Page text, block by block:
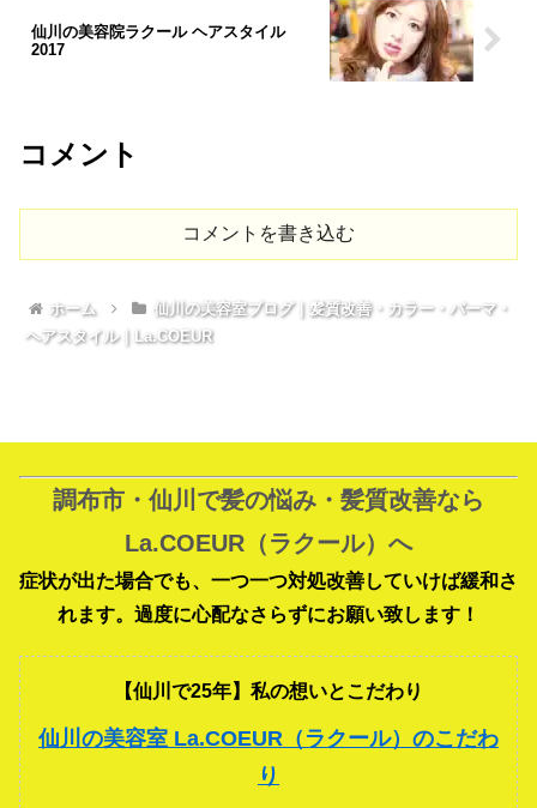
仙川の美容院ラクール ヘアスタイル
2017
コメント
コメントを書き込む
ホーム
仙川の美容室ブログ｜髪質改善・カラー・パーマ・
ヘアスタイル｜La.COEUR
調布市・仙川で髪の悩み・髪質改善なら
La.COEUR（ラクール）へ
症状が出た場合でも、一つ一つ対処改善していけば緩和さ
れます。過度に心配なさらずにお願い致します！
【仙川で25年】私の想いとこだわり
仙川の美容室 La.COEUR（ラクール）のこだわ
り